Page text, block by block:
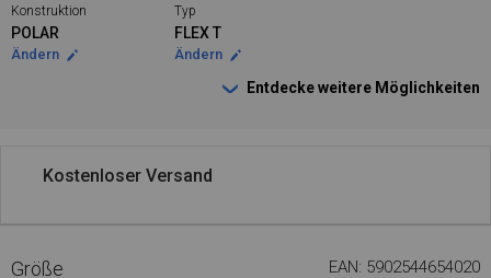
Konstruktion
POLAR
Ändern
Typ
FLEX T
Ändern
Entdecke weitere Möglichkeiten
Kostenloser Versand
Größe EAN: 5902544654020